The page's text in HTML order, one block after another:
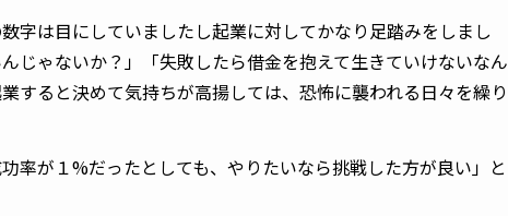
字は目にしていましたし起業に対してかなり足踏みをしまし
じゃないか？」「失敗したら借金を抱えて生きていけないなん
すると決めて気持ちが高揚しては、恐怖に襲われる日々を繰り
率が１%だったとしても、やりたいなら挑戦した方が良い」と